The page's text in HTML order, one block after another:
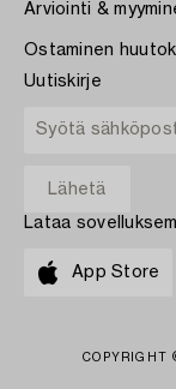
Arviointi &
Ostaminen
Uutiskirje
Lataa
App Store
COPYRIGHT